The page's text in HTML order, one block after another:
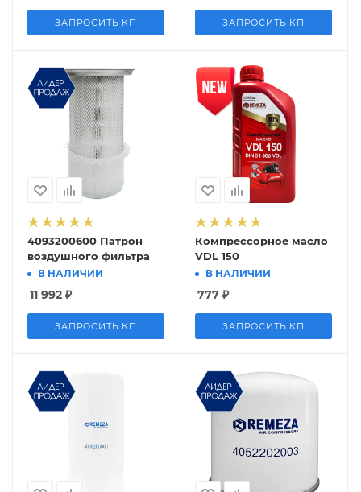
ЗАПРОСИТЬ КП ЗАПРОСИТЬ КП
4093200600 Патрон
воздушного фильтра
В НАЛИЧИИ
11 992 ₽
ЗАПРОСИТЬ КП
Компрессорное масло
VDL 150
В НАЛИЧИИ
777 ₽
ЗАПРОСИТЬ КП